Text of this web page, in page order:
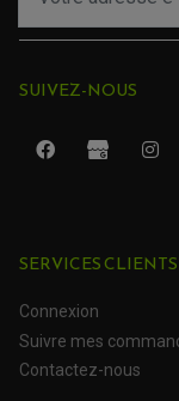
KIT
KIT
KIT
ROULEMENT
PLASTIQUES
PLASTIQUES
SUIVEZ-NOUS
SERVICES CLIENTS
Connexion
Suivre mes
Contactez-nous